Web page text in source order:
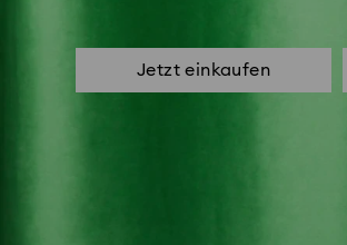
Jetzt einkaufen